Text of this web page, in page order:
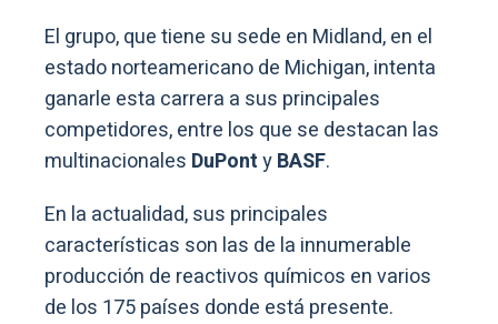
El grupo, que tiene su sede en Midland, en el
estado norteamericano de Michigan, intenta
ganarle esta carrera a sus principales
competidores, entre los que se destacan las
multinacionales DuPontyBASF.
En la actualidad, sus principales
características son las de la innumerable
producción de reactivos químicos en varios
de los 175 países donde está presente.